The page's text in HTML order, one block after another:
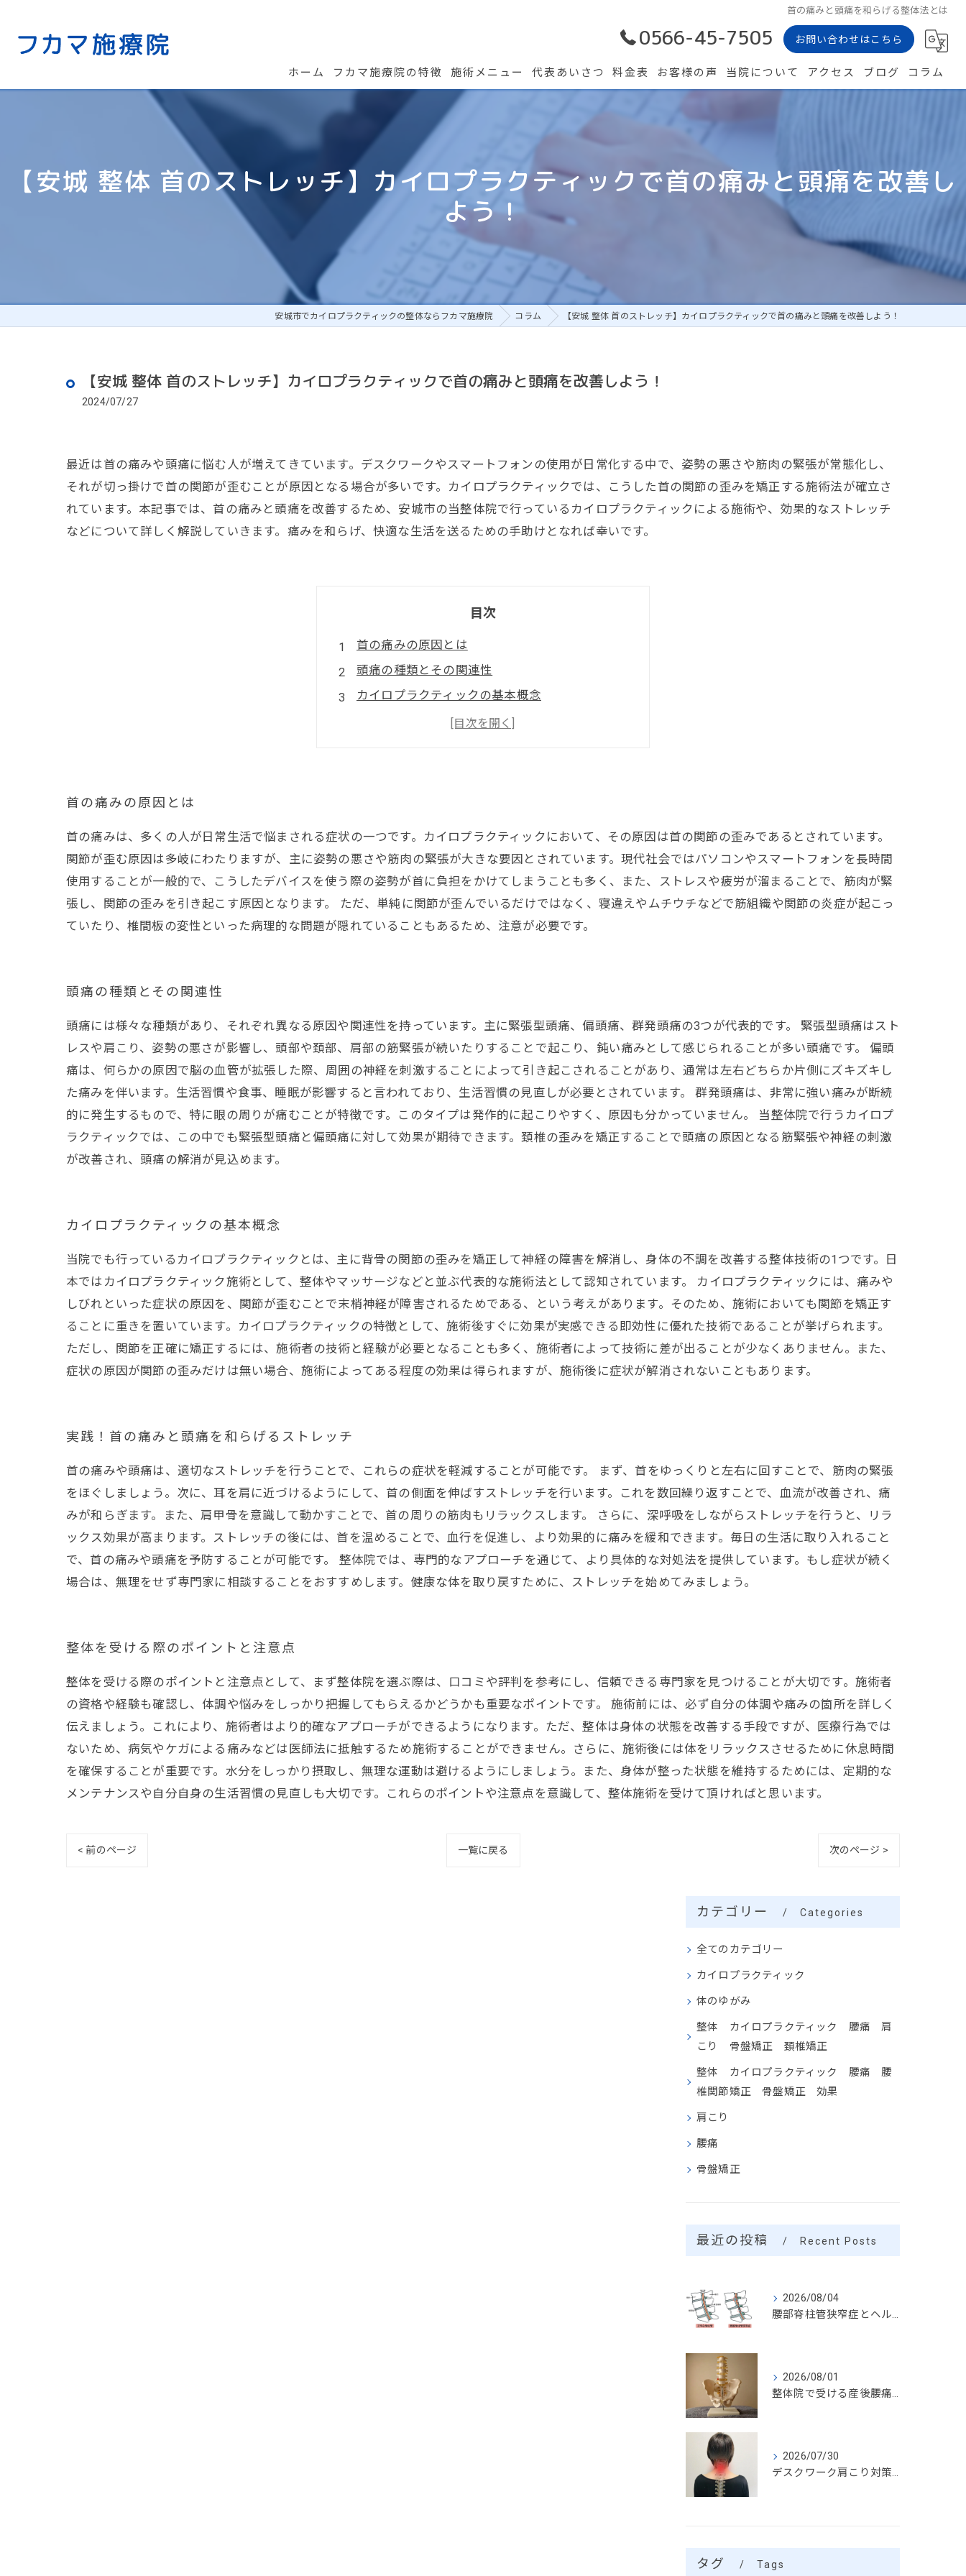
首の痛みと頭痛を和らげる整体法とは
0566-45-7505 お問い合わせはこちら
ホーム フカマ施療院の特徴 施術メニュー 代表あいさつ 料金表 お客様の声 当院について
体のゆがみ
アクセス ブログ コラム
【安城 整体 首のストレッチ】カイロプラクティックで首の痛みと頭痛を改善し
よう！
安城市でカイロプラクティックの整体ならフカマ施療院 コラム 【安城 整体 首のストレッチ】カイロプラクティックで首の痛みと頭痛を改善しよう！
【安城 整体 首のストレッチ】カイロプラクティックで首の痛みと頭痛を改善しよう！
2024/07/27
最近は首の痛みや頭痛に悩む人が増えてきています。デスクワークやスマートフォンの使用が日常化する中で、姿勢の悪さや筋肉の緊張が常態化し、
それが切っ掛けで首の関節が歪むことが原因となる場合が多いです。カイロプラクティックでは、こうした首の関節の歪みを矯正する施術法が確立さ
れています。本記事では、首の痛みと頭痛を改善するため、安城市の当整体院で行っているカイロプラクティックによる施術や、効果的なストレッチ
などについて詳しく解説していきます。痛みを和らげ、快適な生活を送るための手助けとなれば幸いです。
目次
首の痛みの原因とは
頭痛の種類とその関連性
カイロプラクティックの基本概念
実践！首の痛みと頭痛を和らげるストレッチ
首の痛みの原因とは
首の痛みは、多くの人が日常生活で悩まされる症状の一つです。カイロプラクティックにおいて、その原因は首の関節の歪みであるとされています。
関節が歪む原因は多岐にわたりますが、主に姿勢の悪さや筋肉の緊張が大きな要因とされています。現代社会ではパソコンやスマートフォンを長時間
使用することが一般的で、こうしたデバイスを使う際の姿勢が首に負担をかけてしまうことも多く、また、ストレスや疲労が溜まることで、筋肉が緊
張し、関節の歪みを引き起こす原因となります。 ただ、単純に関節が歪んでいるだけではなく、寝違えやムチウチなどで筋組織や関節の炎症が起こっ
ていたり、椎間板の変性といった病理的な問題が隠れていることもあるため、注意が必要です。
頭痛の種類とその関連性
頭痛には様々な種類があり、それぞれ異なる原因や関連性を持っています。主に緊張型頭痛、偏頭痛、群発頭痛の3つが代表的です。 緊張型頭痛はスト
レスや肩こり、姿勢の悪さが影響し、頭部や頚部、肩部の筋緊張が続いたりすることで起こり、鈍い痛みとして感じられることが多い頭痛です。 偏頭
痛は、何らかの原因で脳の血管が拡張した際、周囲の神経を刺激することによって引き起こされることがあり、通常は左右どちらか片側にズキズキし
た痛みを伴います。生活習慣や食事、睡眠が影響すると言われており、生活習慣の見直しが必要とされています。 群発頭痛は、非常に強い痛みが断続
的に発生するもので、特に眼の周りが痛むことが特徴です。このタイプは発作的に起こりやすく、原因も分かっていません。 当整体院で行うカイロプ
ラクティックでは、この中でも緊張型頭痛と偏頭痛に対して効果が期待できます。頚椎の歪みを矯正することで頭痛の原因となる筋緊張や神経の刺激
が改善され、頭痛の解消が見込めます。
カイロプラクティックの基本概念
当院でも行っているカイロプラクティックとは、主に背骨の関節の歪みを矯正して神経の障害を解消し、身体の不調を改善する整体技術の1つです。日
本ではカイロプラクティック施術として、整体やマッサージなどと並ぶ代表的な施術法として認知されています。 カイロプラクティックには、痛みや
しびれといった症状の原因を、関節が歪むことで末梢神経が障害されるためである、という考えがあります。そのため、施術においても関節を矯正す
ることに重きを置いています。カイロプラクティックの特徴として、施術後すぐに効果が実感できる即効性に優れた技術であることが挙げられます。
ただし、関節を正確に矯正するには、施術者の技術と経験が必要となることも多く、施術者によって技術に差が出ることが少なくありません。また、
症状の原因が関節の歪みだけは無い場合、施術によってある程度の効果は得られますが、施術後に症状が解消されないこともあります。
実践！首の痛みと頭痛を和らげるストレッチ
首の痛みや頭痛は、適切なストレッチを行うことで、これらの症状を軽減することが可能です。 まず、首をゆっくりと左右に回すことで、筋肉の緊張
をほぐしましょう。次に、耳を肩に近づけるようにして、首の側面を伸ばすストレッチを行います。これを数回繰り返すことで、血流が改善され、痛
みが和らぎます。また、肩甲骨を意識して動かすことで、首の周りの筋肉もリラックスします。 さらに、深呼吸をしながらストレッチを行うと、リラ
ックス効果が高まります。ストレッチの後には、首を温めることで、血行を促進し、より効果的に痛みを緩和できます。毎日の生活に取り入れること
で、首の痛みや頭痛を予防することが可能です。 整体院では、専門的なアプローチを通じて、より具体的な対処法を提供しています。もし症状が続く
場合は、無理をせず専門家に相談することをおすすめします。健康な体を取り戻すために、ストレッチを始めてみましょう。
整体を受ける際のポイントと注意点
整体を受ける際のポイントと注意点として、まず整体院を選ぶ際は、口コミや評判を参考にし、信頼できる専門家を見つけることが大切です。施術者
の資格や経験も確認し、体調や悩みをしっかり把握してもらえるかどうかも重要なポイントです。 施術前には、必ず自分の体調や痛みの箇所を詳しく
伝えましょう。これにより、施術者はより的確なアプローチができるようになります。ただ、整体は身体の状態を改善する手段ですが、医療行為では
ないため、病気やケガによる痛みなどは医師法に抵触するため施術することができません。さらに、施術後には体をリラックスさせるために休息時間
を確保することが重要です。水分をしっかり摂取し、無理な運動は避けるようにしましょう。また、身体が整った状態を維持するためには、定期的な
メンテナンスや自分自身の生活習慣の見直しも大切です。これらのポイントや注意点を意識して、整体施術を受けて頂ければと思います。
< 前のページ 一覧に戻る 次のページ >
カテゴリー Categories
全てのカテゴリー
カイロプラクティック
体のゆがみ
整体 カイロプラクティック 腰痛 肩
こり 骨盤矯正 頚椎矯正
整体 カイロプラクティック 腰痛 腰
椎関節矯正 骨盤矯正 効果
肩こり
腰痛
骨盤矯正
最近の投稿 Recent Posts
2026/08/04
腰部脊柱管狭窄症とヘルニアの症状比較解説
2026/08/01
整体院で受ける産後腰痛に効く骨盤矯正の効果
2026/07/30
デスクワーク肩こり対策の頚椎矯正
タグ Tags